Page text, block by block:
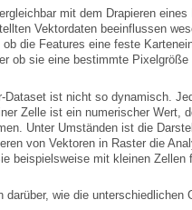
darüber, wie die